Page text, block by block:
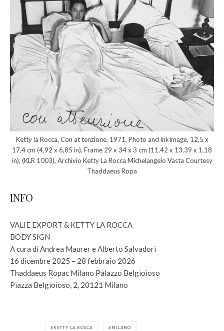
Ketty la Rocca, Con at tenzione, 1971, Photo and inkImage, 12,5 x
17,4 cm (4,92 x 6,85 in), Frame 29 x 34 x 3 cm (11,42 x 13,39 x 1,18
in), (KLR 1003), Archivio Ketty La Rocca Michelangelo Vasta Courtesy
Thaddaeus Ropa
INFO
VALIE EXPORT & KETTY LA ROCCA
BODY SIGN
A cura di Andrea Maurer e Alberto Salvadori
16 dicembre 2025 – 28 febbraio 2026
Thaddaeus Ropac Milano Palazzo Belgioioso
Piazza Belgioioso, 2, 20121 Milano
KETTY LA ROCCA MILANO